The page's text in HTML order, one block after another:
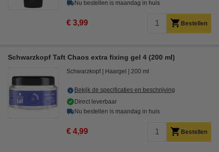
Nu bestellen is maandag in huis
€ 3,99 Bestellen
Schwarzkopf Taft Chaos extra fixing gel 4 (200 ml)
Schwarzkopf Haargel 200 ml
Bekijk de specificaties en beschrijving
Direct leverbaar
Nu bestellen is maandag in huis
€ 4,99 Bestellen